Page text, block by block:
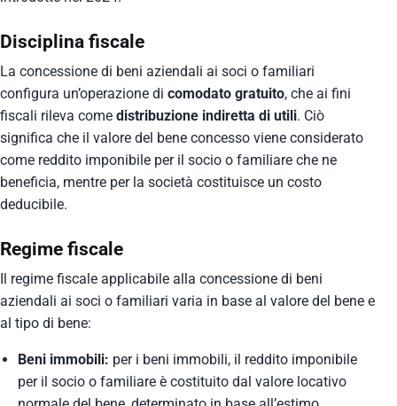
Disciplina fiscale
La concessione di beni aziendali ai soci o familiari
configura un’operazione di comodato gratuito, che ai fini
fiscali rileva come distribuzione indiretta di utili. Ciò
significa che il valore del bene concesso viene considerato
come reddito imponibile per il socio o familiare che ne
beneficia, mentre per la società costituisce un costo
deducibile.
Regime fiscale
Il regime fiscale applicabile alla concessione di beni
aziendali ai soci o familiari varia in base al valore del bene e
al tipo di bene:
Beni immobili: per i beni immobili, il reddito imponibile
per il socio o familiare è costituito dal valore locativo